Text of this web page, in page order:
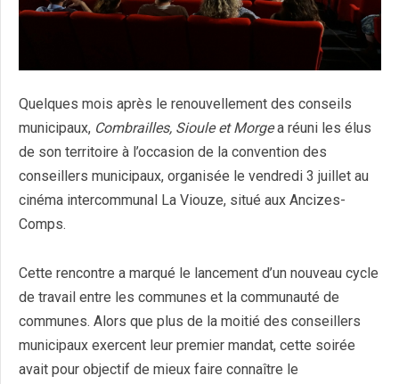
Quelques mois après le renouvellement des conseils
municipaux, Combrailles, Sioule et Morgea réuni les élus
de son territoire à l’occasion de la convention des
conseillers municipaux, organisée le vendredi 3 juillet au
cinéma intercommunal La Viouze, situé aux Ancizes-
Comps.
Cette rencontre a marqué le lancement d’un nouveau cycle
de travail entre les communes et la communauté de
communes. Alors que plus de la moitié des conseillers
municipaux exercent leur premier mandat, cette soirée
avait pour objectif de mieux faire connaître le